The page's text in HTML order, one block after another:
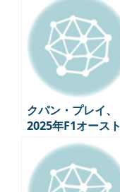
クパン・プレイ、
2025年F1オース
リア・グランプリの
全セッション中継を
決定